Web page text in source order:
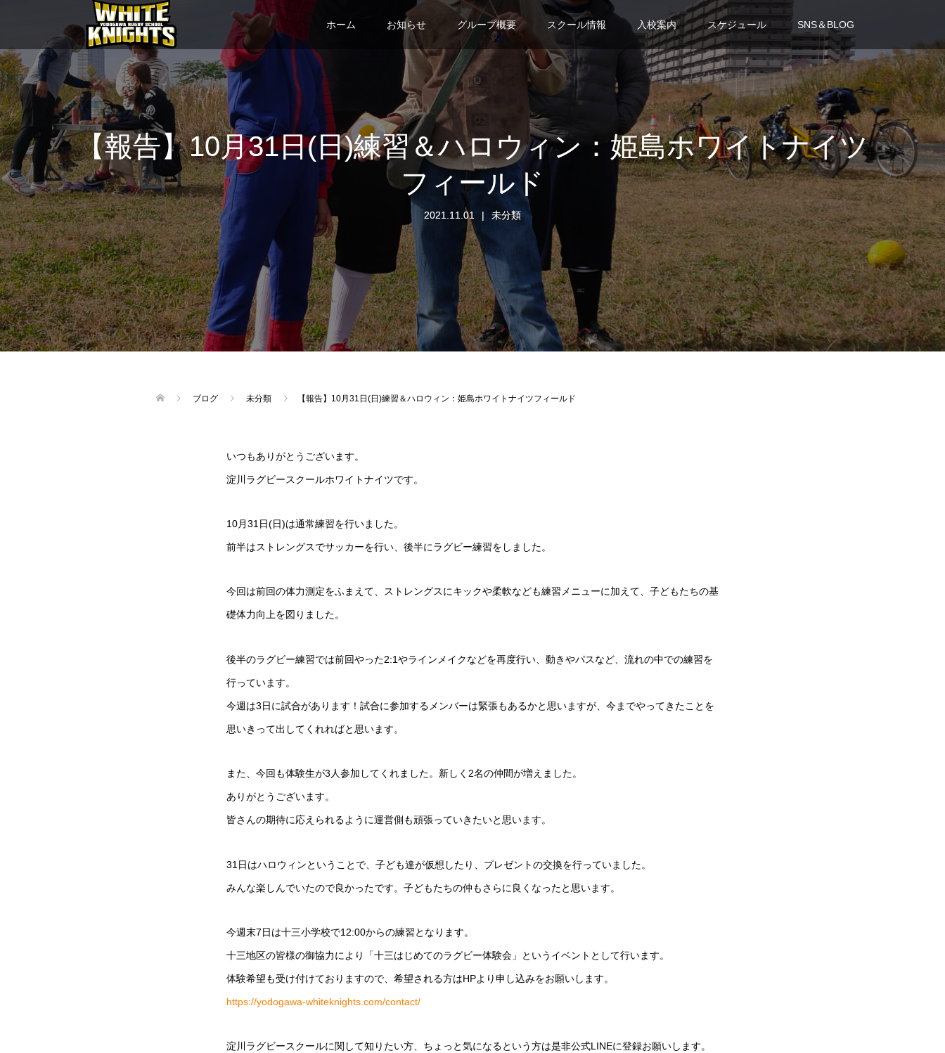
ホーム お知らせ グループ概要 スクール情報 入校案内 スケジュール SNS＆BLOG
【報告】10月31日(日)練習＆ハロウィン：姫島ホワイトナイツ
フィールド
2021.11.01 未分類
ブログ 未分類 【報告】10月31日(日)練習＆ハロウィン：姫島ホワイトナイツフィールド
いつもありがとうございます。
淀川ラグビースクールホワイトナイツです。
10月31日(日)は通常練習を行いました。
前半はストレングスでサッカーを行い、後半にラグビー練習をしました。
今回は前回の体力測定をふまえて、ストレングスにキックや柔軟なども練習メニューに加えて、子どもたちの基
礎体力向上を図りました。
後半のラグビー練習では前回やった2:1やラインメイクなどを再度行い、動きやパスなど、流れの中での練習を
行っています。
今週は3日に試合があります！試合に参加するメンバーは緊張もあるかと思いますが、今までやってきたことを
思いきって出してくれればと思います。
また、今回も体験生が3人参加してくれました。新しく2名の仲間が増えました。
ありがとうございます。
皆さんの期待に応えられるように運営側も頑張っていきたいと思います。
31日はハロウィンということで、子ども達が仮想したり、プレゼントの交換を行っていました。
みんな楽しんでいたので良かったです。子どもたちの仲もさらに良くなったと思います。
今週末7日は十三小学校で12:00からの練習となります。
十三地区の皆様の御協力により「十三はじめてのラグビー体験会」というイベントとして行います。
体験希望も受け付けておりますので、希望される方はHPより申し込みをお願いします。
https://yodogawa-whiteknights.com/contact/
淀川ラグビースクールに関して知りたい方、ちょっと気になるという方は是非公式LINEに登録お願いします。